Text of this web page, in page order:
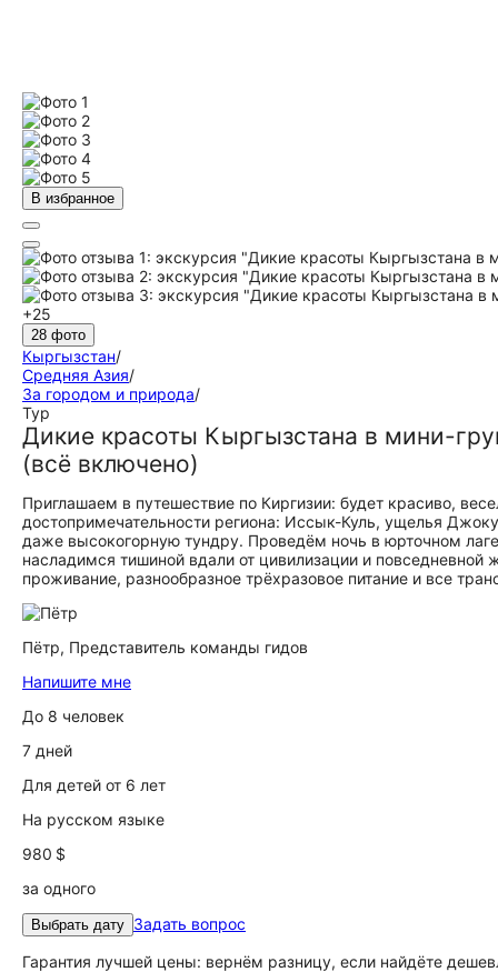
В избранное
+25
28 фото
Кыргызстан/
Средняя Азия/
За городом и природа/
Тур
Дикие красоты Кыргызстана в мини-
(всё включено)
Приглашаем в путешествие по Киргизии: будет красиво,
достопримечательности региона: Иссык-Куль, ущелья
даже высокогорную тундру. Проведём ночь в юрточном
насладимся тишиной вдали от цивилизации и
проживание, разнообразное трёхразовое питание и все
Пётр, Представитель команды гидов
Напишите мне
До 8 человек
7 дней
Для детей от 6 лет
На русском языке
980 $
за одного
Выбрать дату Задать вопрос
Гарантия лучшей цены: вернём разницу, если найдёте